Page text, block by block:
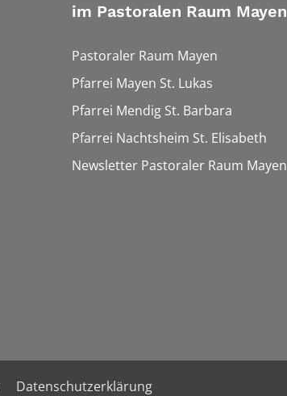
im Pastoralen Raum Mayen
Pastoraler Raum Mayen
Pfarrei Mayen St. Lukas
Pfarrei Mendig St. Barbara
Pfarrei Nachtsheim St. Elisabeth
Newsletter Pastoraler Raum Mayen
Datenschutzerklärung